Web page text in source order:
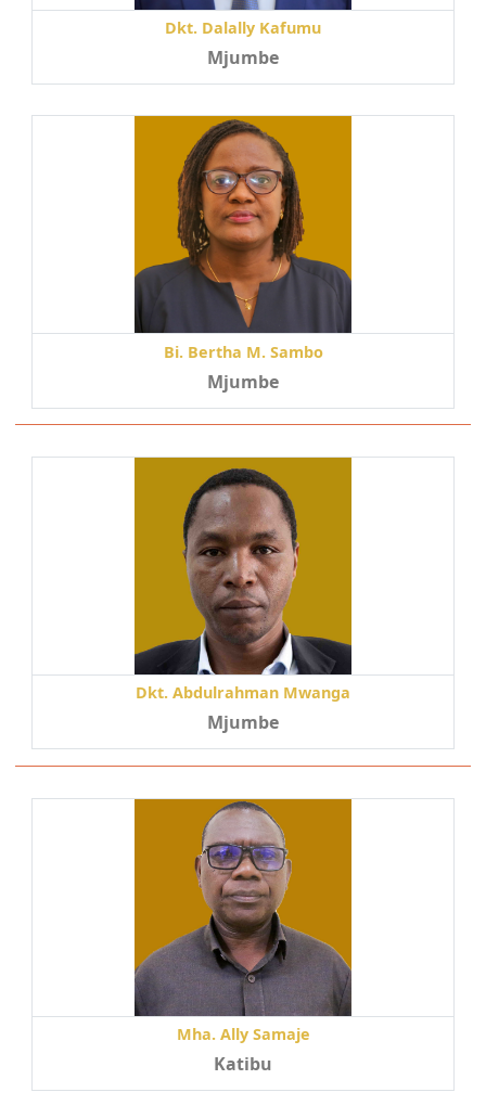
Dkt. Dalally Kafumu
Mjumbe
Bi. Bertha M. Sambo
Mjumbe
Dkt. Abdulrahman Mwanga
Mjumbe
Mha. Ally Samaje
Katibu